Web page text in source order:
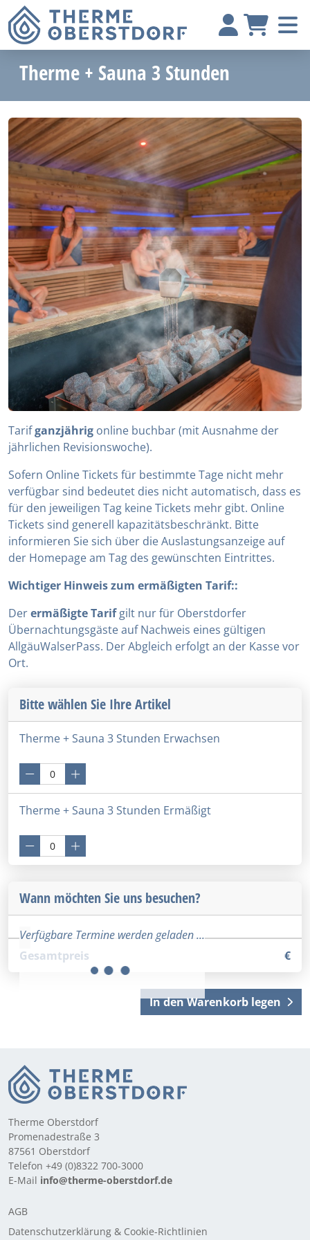
Therme + Sauna 3 Stunden
Tarifganzjährig online buchbar (mit Ausnahme der
jährlichen Revisionswoche).
Sofern Online Tickets für bestimmte Tage nicht mehr
verfügbar sind bedeutet dies nicht automatisch, dass es
für den jeweiligen Tag keine Tickets mehr gibt. Online
Tickets sind generell kapazitätsbeschränkt. Bitte
informieren Sie sich über die Auslastungsanzeige auf
der Homepage am Tag des gewünschten Eintrittes.
Wichtiger Hinweis zum ermäßigten Tarif::
Derermäßigte Tarifgilt nur für Oberstdorfer
Übernachtungsgäste auf Nachweis eines gültigen
AllgäuWalserPass. Der Abgleich erfolgt an der Kasse vor
Ort.
Bitte wählen Sie Ihre Artikel
Therme + Sauna 3 Stunden Erwachsen
Therme + Sauna 3 Stunden Ermäßigt
Wann möchten Sie uns besuchen?
Verfügbare Termine werden geladen ...
Gesamtpreis
€
In den Warenkorb legen
Therme Oberstdorf
Promenadestraße 3
87561 Oberstdorf
Telefon +49 (0)8322 700-3000
E-Mail info@therme-oberstdorf.de
AGB
Datenschutzerklärung & Cookie-Richtlinien